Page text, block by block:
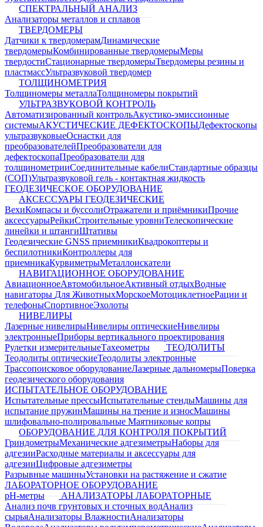
СПЕКТРАЛЬНЫЙ АНАЛИЗ
Анализаторы металлов и сплавов
ТВЕРДОМЕРЫ
Датчики к твердомерамДинамические
твердомерыКомбинированные твердомерыМеры
твердостиСтационарные твердомерыТвердомеры резины и
пластмассУльтразвуковой твердомер
ТОЛЩИНОМЕТРИЯ
Толщиномеры металлаТолщиномеры покрытий
УЛЬТРАЗВУКОВОЙ КОНТРОЛЬ
Автоматизированный контрольАкустико-эмиссионные
системыАКУСТИЧЕСКИЕ ДЕФЕКТОСКОПЫДефектоскопы
ультразвуковыеОснастки для
преобразователейПреобразователи для
дефектоскопаПреобразователи для
толщинометрииСоединительные кабелиСтандартные образцы
(СОП)Ультразвуковой гель - контактная жидкость
ГЕОДЕЗИЧЕСКОЕ ОБОРУДОВАНИЕ
АКСЕССУАРЫ ГЕОДЕЗИЧЕСКИЕ
ВехиКомпасы и буссолиОтражатели и приёмникиПрочие
аксессуарыРейкиСтроительные уровниТелескопические
линейки и штангиШтативы
Геодезические GNSS приемникиКвадрокоптеры и
беспилотникиКонтроллеры для
приемникаКурвиметрыМеталлоискатели
НАВИГАЦИОННОЕ ОБОРУДОВАНИЕ
АвиационноеАвтомобильноеАктивный отдыхВодные
навигаторы Для ЖивотныхМорскоеМотоциклетноеРации и
телефоныСпортивноеЭхолоты
НИВЕЛИРЫ
Лазерные нивелирыНивелиры оптическиеНивелиры
электронныеПриборы вертикального проектирования
Рулетки измерительныеТахеометры
ТЕОДОЛИТЫ
Теодолиты оптическиеТеодолиты электронные
Трассопоисковое оборудованиеЛазерные дальномерыПоверка
геодезического оборудования
ИСПЫТАТЕЛЬНОЕ ОБОРУДОВАНИЕ
Испытательные прессыИспытательные стендыМашины для
испытание пружинМашины на трение и износМашины
шлифовально-полировальные Маятниковые копры
ОБОРУДОВАНИЕ ДЛЯ КОНТРОЛЯ ПОКРЫТИЙ
ГриндометрыМеханические адгезиметрыНаборы для
адгезииРасходные материалы и аксессуары для
адгезииЦифровые адгезиметры
Разрывные машиныУстановки на растяжение и сжатие
ЛАБОРАТОРНОЕ ОБОРУДОВАНИЕ
pH-метры
АНАЛИЗАТОРЫ ЛАБОРАТОРНЫЕ
Анализ почв грунтовых и сточных водАнализ
сырьяАнализаторы ВлажностиАнализаторы